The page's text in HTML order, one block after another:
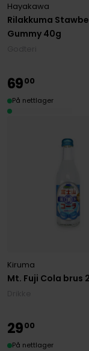
Rilakkuma
Gummy 40g
Hayakawa
Mt. Fuji Cola brus
Kiruma
6900
På nettlager
2900
På nettlager